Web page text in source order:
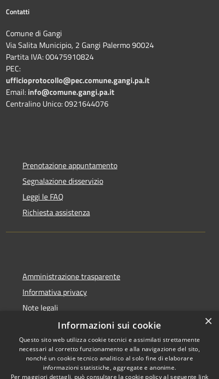
Contatti
Comune di Gangi
Via Salita Municipio, 2 Gangi Palermo 90024
Partita IVA: 00475910824
PEC:
ufficioprotocollo@pec.comune.gangi.pa.it
Email: info@comune.gangi.pa.it
Centralino Unico: 0921644076
Prenotazione appuntamento
Segnalazione disservizio
Leggi le FAQ
Richiesta assistenza
Amministrazione trasparente
Informativa privacy
Note legali
Dichiarazione di accessibilità
RSS
Copyright © 2026 • Comune di
×
Informazioni sui cookie
Questo sito web utilizza cookie tecnici e assimilati strettamente
necessari al corretto funzionamento e alla navigazione del sito,
nonché un cookie tecnico analitico al solo fine di elaborare
informazioni statistiche, aggregate e anonime.
Per maggiori dettagli, può consultare la cookie policy al seguente link